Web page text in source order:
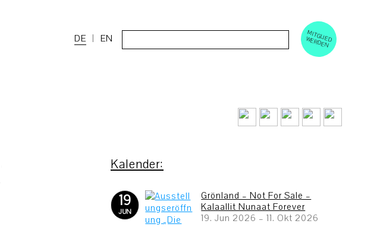
M
ITGLIED W
ERD
EN
DE EN
19
JUN
Grönland – Not For Sale –
Kalaallit Nunaat Forever
19. Jun 2026 –11. Okt 2026